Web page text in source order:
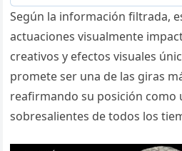
Según la información filtrada,
actuaciones visualmente
creativos y efectos visuales
promete ser una de las giras
reafirmando su posición como
sobresalientes de todos los